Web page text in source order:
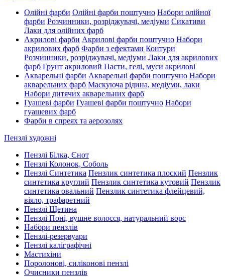
Олійні фарби Олійні фарби поштучно Набори олійної
фарби Розчинники, розріджувачі, медіуми Сикативи
Лаки для олійних фарб
Акрилові фарби Акрилові фарби поштучно Набори
акрилових фарб Фарби з ефектами Контури
Розчинники, розріджувачі, медіуми Лаки для акрилових
фарб Грунт акриловий Пасти, гелі, муси акрилові
Акварельні фарби Акварельні фарби поштучно Набори
акварельних фарб Маскуюча рідина, медіуми, лаки
Набори дитячих акварельних фарб
Гуашеві фарби Гуашеві фарби поштучно Набори
гуашевих фарб
Фарби в спреях та аерозолях
Пензлі художні
Пензлі Білка, Єнот
Пензлі Колонок, Соболь
Пензлі Синтетика Пензлик синтетика плоский Пензлик
синтетика круглий Пензлик синтетика кутовий Пензлик
синтетика овальний Пензлик синтетика флейцевий,
віяло, трафаретний
Пензлі Щетина
Пензлі Поні, вушне волосся, натуральний ворс
Набори пензлів
Пензлі-резервуари
Пензлі каліграфічні
Мастихіни
Поролонові, силіконові пензлі
Очисники пензлів